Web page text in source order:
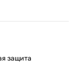
защита